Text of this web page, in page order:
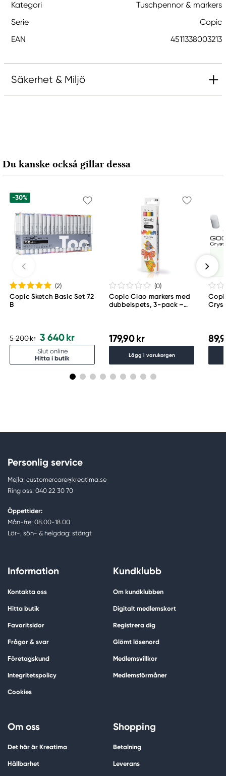
Kategori
Tuschpennor & markers
Serie
Copic
EAN
4511338003213
Säkerhet & Miljö
65205 Wiesbaden, Germany
export@holtz-gmbh.de
Copic
Too Marker Products Inc.
Meguro Higashiyama Bldg., 1-4-4 Higashiyama,
Meguro-ku
www.toomarker.co.jp
Du kanske också gillar dessa
-30%
(2)
Copic Sketch Basic Set 72
B
5 200 kr 3 640 kr
Slut online
Hitta i butik
(0)
Copic Ciao markers med
dubbelspets, 3-pack –
179,90 kr
Lägg i varukorgen
Personlig service
Mejla: customercare@kreatima.se
Ring oss: 040 22 30 70
Öppettider:
Mån-fre: 08.00-18.00
Lör-, sön- & helgdag: stängt
Information
Kontakta oss
Hitta butik
Favoritsidor
Frågor & svar
Företagskund
Integritetspolicy
Cookies
Kundklubb
Om kundklubben
Digitalt medlemskort
Registrera dig
Glömt lösenord
Medlemsvillkor
Medlemsförmåner
Om oss
Det här är Kreatima
Hållbarhet
Shopping
Betalning
Leverans